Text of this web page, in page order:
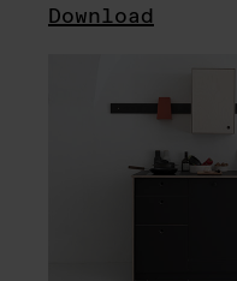
Download